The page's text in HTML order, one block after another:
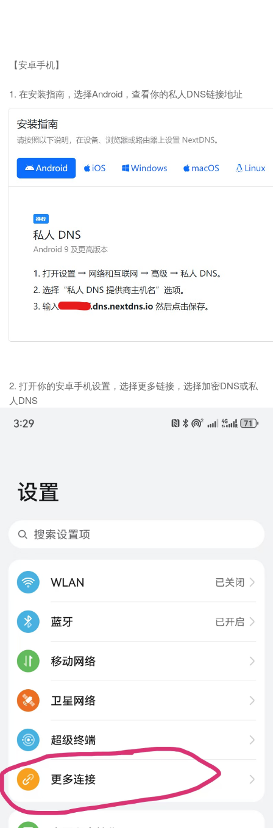
【安卓手机】
1. 在安装指南，选择Android，查看你的私人DNS链接地址
2. 打开你的安卓手机设置，选择更多链接，选择加密DNS或私
人DNS